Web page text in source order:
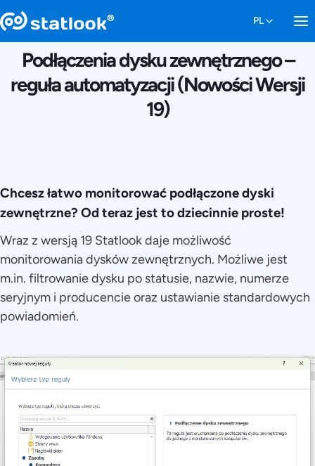
24 KWIETNIA 2025
Podłączenia dysku zewnętrznego –
reguła automatyzacji (Nowości Wersji
19)
Chcesz łatwo monitorować podłączone dyski
zewnętrzne? Od teraz jest to dziecinnie proste!
Wraz z wersją 19 Statlook daje możliwość
monitorowania dysków zewnętrznych. Możliwe jest
m.in. filtrowanie dysku po statusie, nazwie, numerze
seryjnym i producencie oraz ustawianie standardowych
powiadomień.